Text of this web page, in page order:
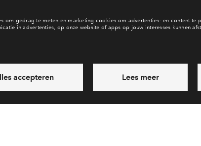
vraag en wil je direct antwoord? Bel ons op
per week beschikbaar (behalve tijdens feestdagen)
via chat en telefoon